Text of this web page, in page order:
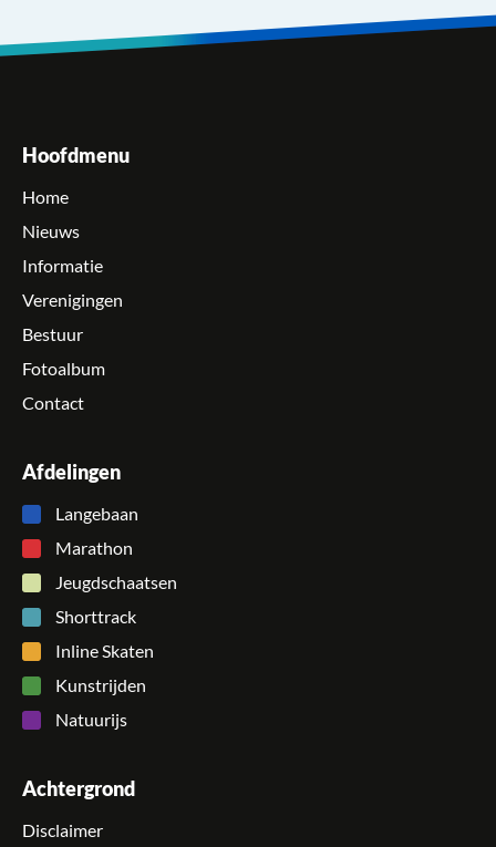
Hoofdmenu
Home
Nieuws
Informatie
Verenigingen
Bestuur
Fotoalbum
Contact
Afdelingen
Langebaan
Marathon
Jeugdschaatsen
Shorttrack
Inline Skaten
Kunstrijden
Natuurijs
Achtergrond
Disclaimer